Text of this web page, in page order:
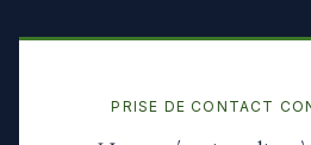
PRISE DE CONTACT